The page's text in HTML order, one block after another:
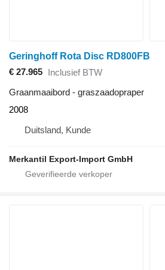
Geringhoff Rota Disc RD800FB
€ 27.965 Inclusief BTW
Graanmaaibord - graszaadopraper
2008
Duitsland, Kunde
Merkantil Export-Import GmbH